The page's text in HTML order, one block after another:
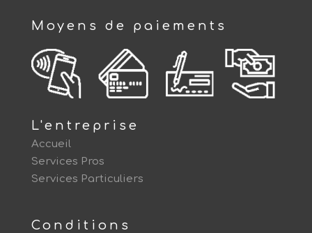
Moyens de paiements
L'entreprise
Accueil
Services Pros
Services Particuliers
Conditions